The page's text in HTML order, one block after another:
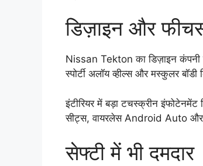
डिज़ाइन और
Nissan Tekton का डिज़ाइन कंपनी
स्पोर्टी अलॉय व्हील्स और मस्कुलर बॉडी
इंटीरियर में बड़ा टचस्क्रीन
सीट्स, वायरलेस Android Auto और
सेफ्टी में भी दमदार